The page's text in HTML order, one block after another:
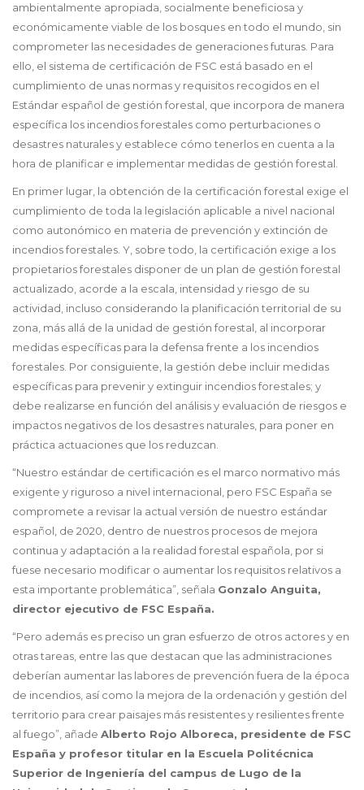
ambientalmente apropiada, socialmente beneficiosa y
económicamente viable de los bosques en todo el mundo, sin
comprometer las necesidades de generaciones futuras. Para
ello, el sistema de certificación de FSC está basado en el
cumplimiento de unas normas y requisitos recogidos en el
Estándar español de gestión forestal, que incorpora de manera
específica los incendios forestales como perturbaciones o
desastres naturales y establece cómo tenerlos en cuenta a la
hora de planificar e implementar medidas de gestión forestal.
En primer lugar, la obtención de la certificación forestal exige el
cumplimiento de toda la legislación aplicable a nivel nacional
como autonómico en materia de prevención y extinción de
incendios forestales. Y, sobre todo, la certificación exige a los
propietarios forestales disponer de un plan de gestión forestal
actualizado, acorde a la escala, intensidad y riesgo de su
actividad, incluso considerando la planificación territorial de su
zona, más allá de la unidad de gestión forestal, al incorporar
medidas específicas para la defensa frente a los incendios
forestales. Por consiguiente, la gestión debe incluir medidas
específicas para prevenir y extinguir incendios forestales; y
debe realizarse en función del análisis y evaluación de riesgos e
impactos negativos de los desastres naturales, para poner en
práctica actuaciones que los reduzcan.
“Nuestro estándar de certificación es el marco normativo más
exigente y riguroso a nivel internacional, pero FSC España se
compromete a revisar la actual versión de nuestro estándar
español, de 2020, dentro de nuestros procesos de mejora
continua y adaptación a la realidad forestal española, por si
fuese necesario modificar o aumentar los requisitos relativos a
esta importante problemática”, señala Gonzalo Anguita,
director ejecutivo de FSC España.
“Pero además es preciso un gran esfuerzo de otros actores y en
otras tareas, entre las que destacan que las administraciones
deberían aumentar las labores de prevención fuera de la época
de incendios, así como la mejora de la ordenación y gestión del
territorio para crear paisajes más resistentes y resilientes frente
al fuego”, añade Alberto Rojo Alboreca, presidente de FSC
España y profesor titular en la Escuela Politécnica
Superior de Ingeniería del campus de Lugo de la